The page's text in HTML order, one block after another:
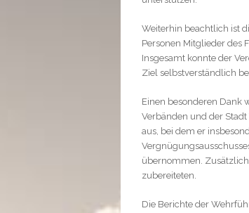
Weiterhin beachtlich ist
Personen Mitglieder des
Insgesamt konnte der
Ziel selbstverständlich
Einen besonderen Dank
Verbänden und der
aus, bei dem er
übernommen.
zubereiteten.
Die Berichte der